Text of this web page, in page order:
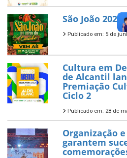
São João 2026
Publicado em: 5 de
Cultura em
de Alcantil
Premiação
Ciclo 2
Publicado em: 28 de
Organização
garantem